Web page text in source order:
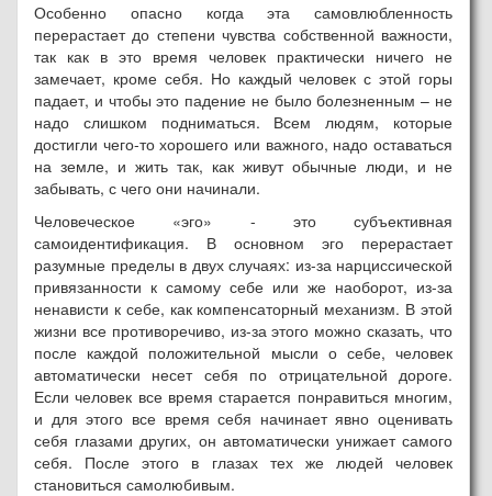
Особенно опасно когда эта самовлюбленность
перерастает до степени чувства собственной важности,
так как в это время человек практически ничего не
замечает, кроме себя. Но каждый человек с этой горы
падает, и чтобы это падение не было болезненным – не
надо слишком подниматься. Всем людям, которые
достигли чего-то хорошего или важного, надо оставаться
на земле, и жить так, как живут обычные люди, и не
забывать, с чего они начинали.
Человеческое «эго» - это субъективная
самоидентификация. В основном эго перерастает
разумные пределы в двух случаях: из-за нарциссической
привязанности к самому себе или же наоборот, из-за
ненависти к себе, как компенсаторный механизм. В этой
жизни все противоречиво, из-за этого можно сказать, что
после каждой положительной мысли о себе, человек
автоматически несет себя по отрицательной дороге.
Если человек все время старается понравиться многим,
и для этого все время себя начинает явно оценивать
себя глазами других, он автоматически унижает самого
себя. После этого в глазах тех же людей человек
становиться самолюбивым.